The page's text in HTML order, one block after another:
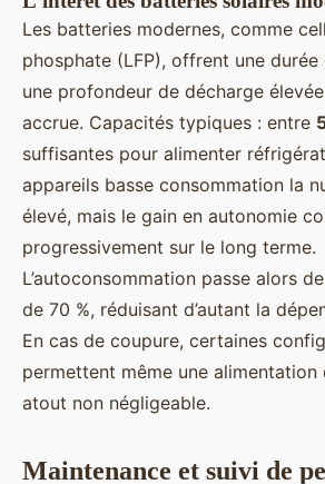
Les batteries modernes, comme
phosphate (LFP), offrent une durée
une profondeur de décharge
accrue. Capacités typiques : entre
suffisantes pour alimenter
appareils basse consommation la
élevé, mais le gain en autonomie
progressivement sur le long terme.
L’autoconsommation passe alors
de 70 %, réduisant d’autant la
En cas de coupure, certaines
permettent même une alimentation
atout non négligeable.
Maintenance et suivi de